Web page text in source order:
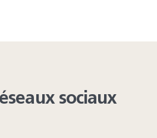
sociaux